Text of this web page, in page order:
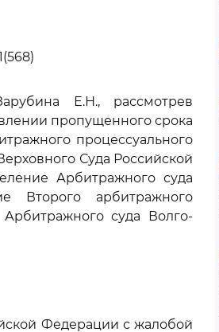
Е.Н., рассмотрев
пропущенного срока
процессуального
Суда Российской
Арбитражного суда
Второго арбитражного
суда Волго-
Федерации с жалобой